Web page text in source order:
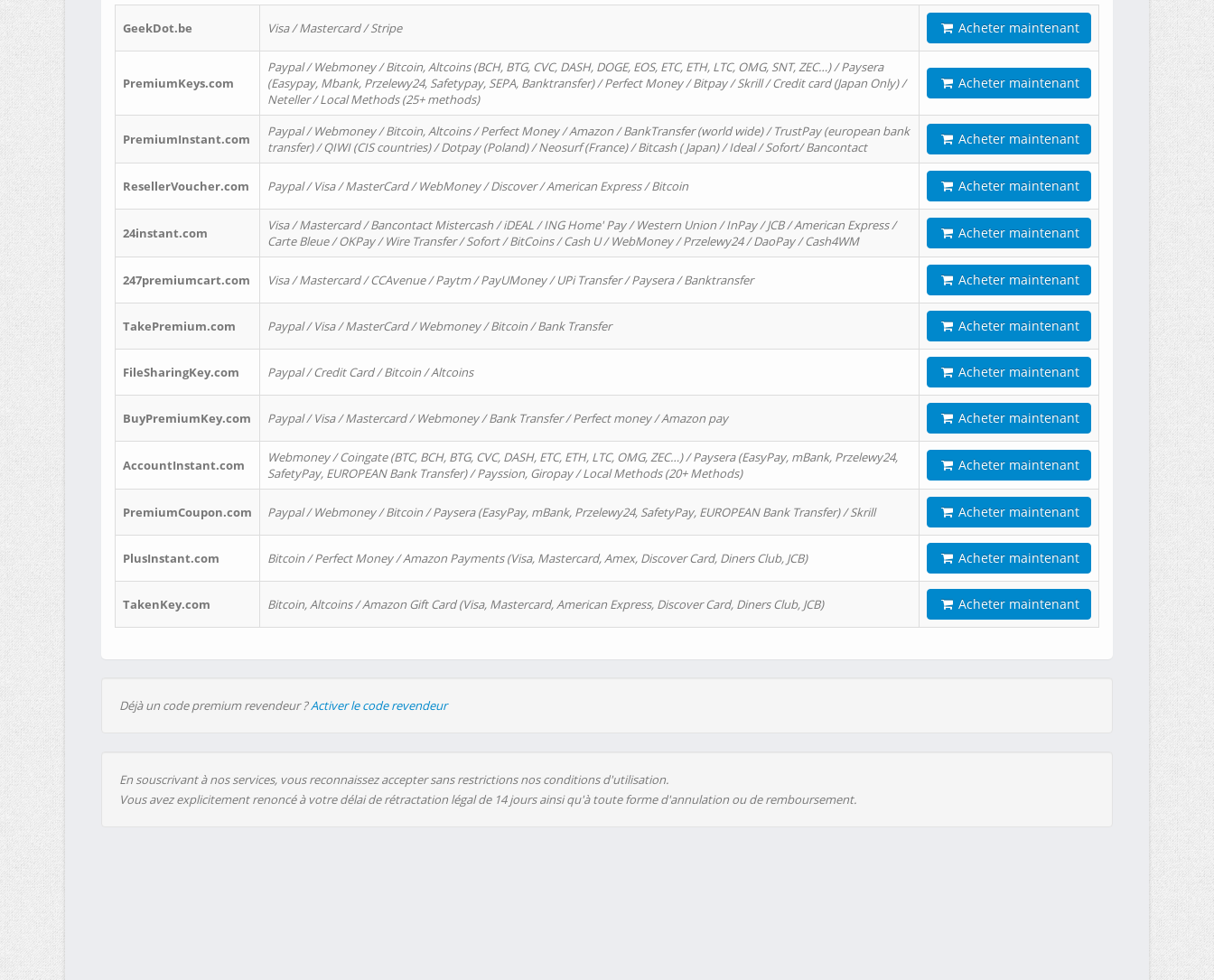
GeekDot.be Visa / Mastercard / Stripe Acheter maintenant
PremiumKeys.com
Paypal / Webmoney / Bitcoin, Altcoins (BCH, BTG, CVC, DASH, DOGE, EOS, ETC, ETH, LTC, OMG, SNT, ZEC…) / Paysera
(Easypay, Mbank, Przelewy24, Safetypay, SEPA, Banktransfer) / Perfect Money / Bitpay / Skrill / Credit card (Japan Only) /
Neteller / Local Methods (25+ methods)
Acheter maintenant
PremiumInstant.com
Paypal / Webmoney / Bitcoin, Altcoins / Perfect Money / Amazon / BankTransfer (world wide) / TrustPay (european bank
transfer) / QIWI (CIS countries) / Dotpay (Poland) / Neosurf (France) / Bitcash ( Japan) / Ideal / Sofort/ Bancontact
Acheter maintenant
ResellerVoucher.com Paypal / Visa / MasterCard / WebMoney / Discover / American Express / Bitcoin Acheter maintenant
24instant.com
Visa / Mastercard / Bancontact Mistercash / iDEAL / ING Home' Pay / Western Union / InPay / JCB / American Express /
Carte Bleue / OKPay / Wire Transfer / Sofort / BitCoins / Cash U / WebMoney / Przelewy24 / DaoPay / Cash4WM
Acheter maintenant
247premiumcart.com Visa / Mastercard / CCAvenue / Paytm / PayUMoney / UPi Transfer / Paysera / Banktransfer Acheter maintenant
TakePremium.com Paypal / Visa / MasterCard / Webmoney / Bitcoin / Bank Transfer Acheter maintenant
FileSharingKey.com Paypal / Credit Card / Bitcoin / Altcoins Acheter maintenant
BuyPremiumKey.com Paypal / Visa / Mastercard / Webmoney / Bank Transfer / Perfect money / Amazon pay Acheter maintenant
AccountInstant.com
Webmoney / Coingate (BTC, BCH, BTG, CVC, DASH, ETC, ETH, LTC, OMG, ZEC…) / Paysera (EasyPay, mBank, Przelewy24,
SafetyPay, EUROPEAN Bank Transfer) / Payssion, Giropay / Local Methods (20+ Methods)
Acheter maintenant
PremiumCoupon.com Paypal / Webmoney / Bitcoin / Paysera (EasyPay, mBank, Przelewy24, SafetyPay, EUROPEAN Bank Transfer) / Skrill Acheter maintenant
PlusInstant.com Bitcoin / Perfect Money / Amazon Payments (Visa, Mastercard, Amex, Discover Card, Diners Club, JCB) Acheter maintenant
TakenKey.com Bitcoin, Altcoins / Amazon Gift Card (Visa, Mastercard, American Express, Discover Card, Diners Club, JCB) Acheter maintenant
Déjà un code premium revendeur ?Activer le code revendeur
En souscrivant à nos services, vous reconnaissez accepter sans restrictions nos conditions d'utilisation.
Vous avez explicitement renoncé à votre délai de rétractation légal de 14 jours ainsi qu'à toute forme d'annulation ou de remboursement.